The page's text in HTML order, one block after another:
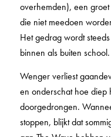
overhemden), een
die niet meedoen
Het gedrag wordt
binnen als buiten school.
Wenger verliest
en onderschat hoe diep
doorgedrongen.
stoppen, blijkt dat